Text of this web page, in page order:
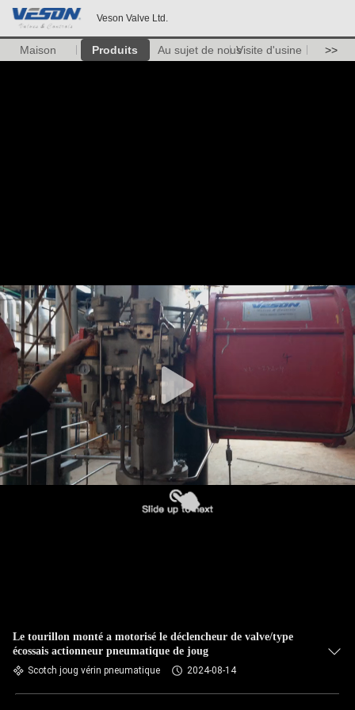
Veson Valve Ltd.
Maison Produits Au sujet de nousVisite d'usine >>
Le tourillon monté a motorisé le déclencheur de valve/type
écossais actionneur pneumatique de joug
Scotch joug vérin pneumatique 2024-08-14